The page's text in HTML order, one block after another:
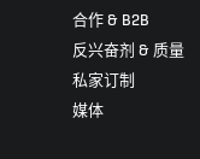
合作 & B2B
反兴奋剂 & 质量
私家订制
媒体